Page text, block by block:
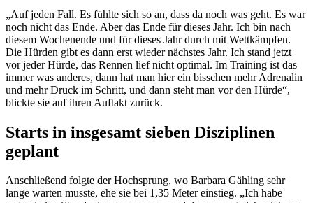
„Auf jeden Fall. Es fühlte sich so an, dass da noch was geht. Es war
noch nicht das Ende. Aber das Ende für dieses Jahr. Ich bin nach
diesem Wochenende und für dieses Jahr durch mit Wettkämpfen.
Die Hürden gibt es dann erst wieder nächstes Jahr. Ich stand jetzt
vor jeder Hürde, das Rennen lief nicht optimal. Im Training ist das
immer was anderes, dann hat man hier ein bisschen mehr Adrenalin
und mehr Druck im Schritt, und dann steht man vor den Hürde“,
blickte sie auf ihren Auftakt zurück.
Starts in insgesamt sieben Disziplinen
geplant
Anschließend folgte der Hochsprung, wo Barbara Gähling sehr
lange warten musste, ehe sie bei 1,35 Meter einstieg. „Ich habe